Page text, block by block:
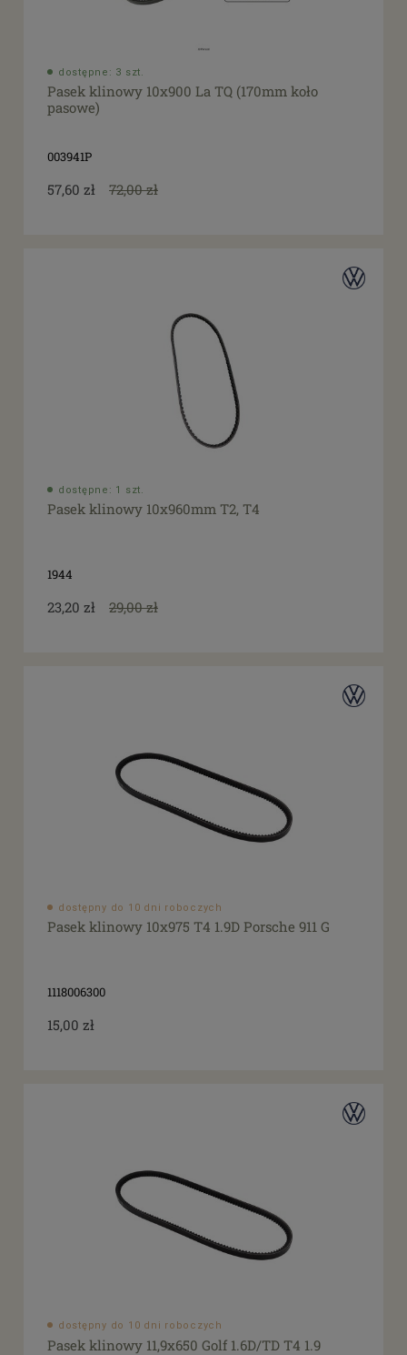
dostępne: 3 szt.
Pasek klinowy 10x900 La TQ (170mm koło
pasowe)
003941P
57,60 zł 72,00 zł
dostępne: 1 szt.
Pasek klinowy 10x960mm T2, T4
1944
23,20 zł 29,00 zł
dostępny do 10 dni roboczych
Pasek klinowy 10x975 T4 1.9D Porsche 911 G
1118006300
15,00 zł
dostępny do 10 dni roboczych
Pasek klinowy 11,9x650 Golf 1.6D/TD T4 1.9